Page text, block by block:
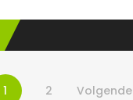
1 2 Volgende